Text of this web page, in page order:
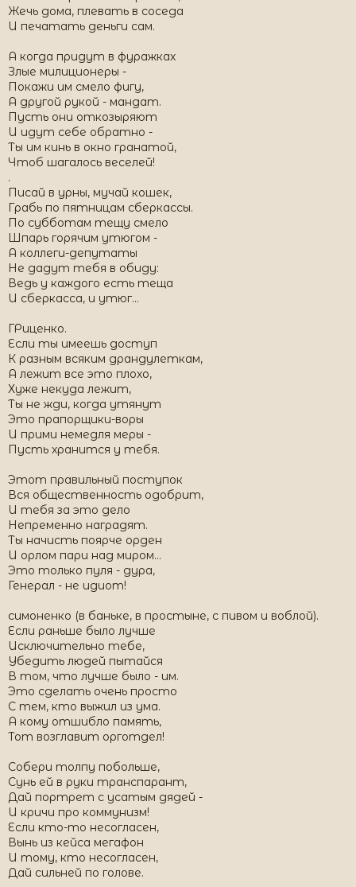
Жечь дома, плевать в соседа
И печатать деньги сам.
А когда придут в фуражках
Злые милиционеры -
Покажи им смело фигу,
А другой рукой - мандат.
Пусть они откозыряют
И идут себе обратно -
Ты им кинь в окно гранатой,
Чтоб шагалось веселей!
.
Писай в урны, мучай кошек,
Грабь по пятницам сберкассы.
По субботам тещу смело
Шпарь горячим утюгом -
А коллеги-депутаты
Не дадут тебя в обиду:
Ведь у каждого есть теща
И сберкасса, и утюг...
ГРиценко.
Если ты имеешь доступ
К разным всяким драндулеткам,
А лежит все это плохо,
Хуже некуда лежит,
Ты не жди, когда утянут
Это прапорщики-воры
И прими немедля меры -
Пусть хранится у тебя.
Этот правильный поступок
Вся общественность одобрит,
И тебя за это дело
Непременно наградят.
Ты начисть поярче орден
И орлом пари над миром...
Это только пуля - дура,
Генерал - не идиот!
симоненко (в баньке, в простыне, с пивом и воблой).
Если раньше было лучше
Исключительно тебе,
Убедить людей пытайся
В том, что лучше было - им.
Это сделать очень просто
С тем, кто выжил из ума.
А кому отшибло память,
Тот возглавит орготдел!
Собери толпу побольше,
Сунь ей в руки транспарант,
Дай портрет с усатым дядей -
И кричи про коммунизм!
Если кто-то несогласен,
Вынь из кейса мегафон
И тому, кто несогласен,
Дай сильней по голове.